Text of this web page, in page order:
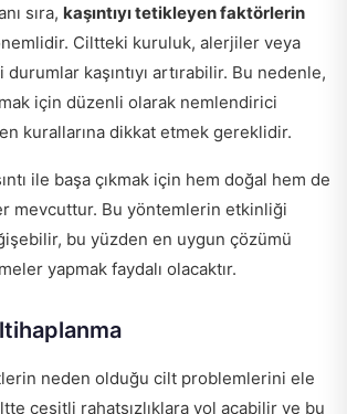
sıra, kaşıntıyı tetikleyen faktörlerin
Ciltteki kuruluk, alerjiler veya
kaşıntıyı artırabilir. Bu nedenle,
için düzenli olarak nemlendirici
kurallarına dikkat etmek gereklidir.
ile başa çıkmak için hem doğal hem de
mevcuttur. Bu yöntemlerin etkinliği
bu yüzden en uygun çözümü
yapmak faydalı olacaktır.
neden olduğu cilt problemlerini ele
çeşitli rahatsızlıklara yol açabilir ve bu